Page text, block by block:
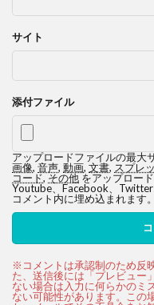
サイト
添付ファイル
アップロードファイルの最大
画像, 音声, 動画, 文書, スプレ
コード,その他をアップロー
Youtube、Facebook、
コメント内に埋め込まれます。